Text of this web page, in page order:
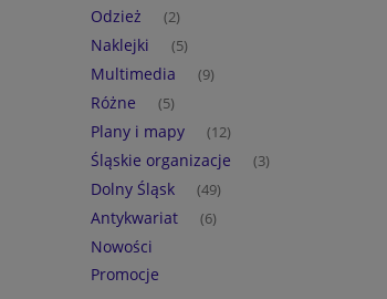
Odzież (2)
Naklejki (5)
Multimedia (9)
Różne (5)
Plany i mapy (12)
Śląskie organizacje (3)
Dolny Śląsk (49)
Antykwariat (6)
Nowości
Promocje
E-BOOK: Kōmisorz Hanusik i
umrzik we szranku - M. Melon
21,00 zł